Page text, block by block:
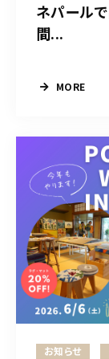
ネパール
間...
MORE
お知らせ